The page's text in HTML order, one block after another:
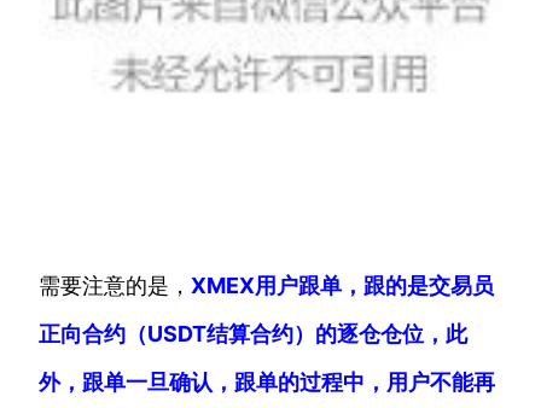
需要注意的是， XMEX用户跟单，跟的是交易员
正向合约（USDT结算合约）的逐仓仓位，此
外，跟单一旦确认，跟单的过程中，用户不能再